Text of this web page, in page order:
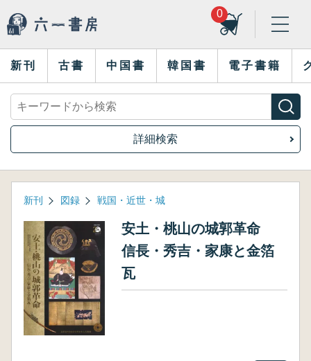
0
新刊 古書 中国書 韓国書 電子書籍
詳細検索
新刊 図録 戦国・近世・城
安土・桃山の城郭革命
信長・秀吉・家康と金箔
瓦